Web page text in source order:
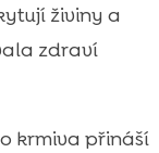
živiny a
zdraví
krmiva přináší